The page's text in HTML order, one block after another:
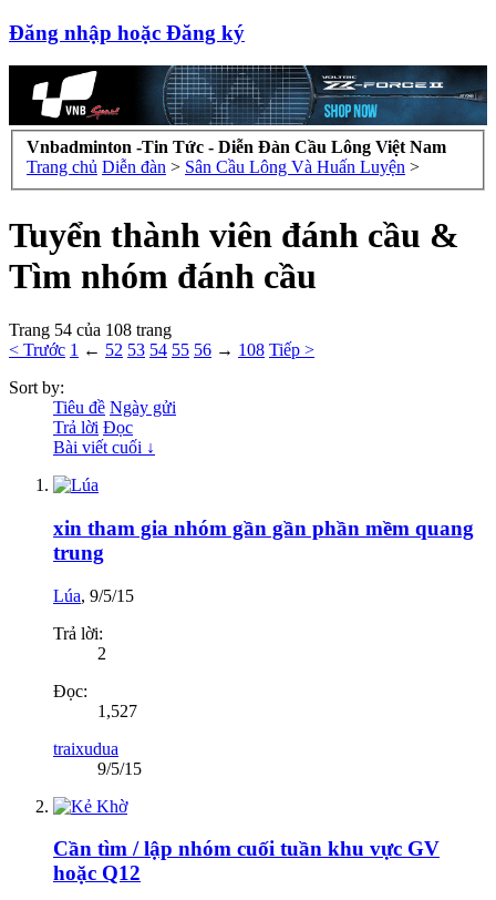
Đăng nhập hoặc Đăng ký
Vnbadminton -Tin Tức - Diễn Đàn Cầu Lông Việt Nam
Trang chủ Diễn đàn > Sân Cầu Lông Và Huấn Luyện >
Tuyển thành viên đánh cầu &
Tìm nhóm đánh cầu
Trang 54 của 108 trang
< Trước 1 ← 52 53 54 55 56 → 108 Tiếp >
Sort by:
Tiêu đề Ngày gửi
Trả lời Đọc
Bài viết cuối ↓
xin tham gia nhóm gần gần phần mềm quang
trung
Lúa, 9/5/15
Trả lời:
2
Đọc:
1,527
traixudua
9/5/15
Cần tìm / lập nhóm cuối tuần khu vực GV
hoặc Q12